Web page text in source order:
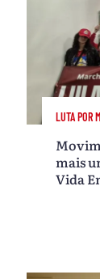
LUTA POR
mais
Vida